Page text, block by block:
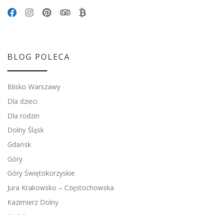
BLOG POLECA
Blisko Warszawy
Dla dzieci
Dla rodzin
Dolny Śląsk
Gdańsk
Góry
Góry Świętokorzyskie
Jura Krakowsko – Częstochowska
Kazimierz Dolny